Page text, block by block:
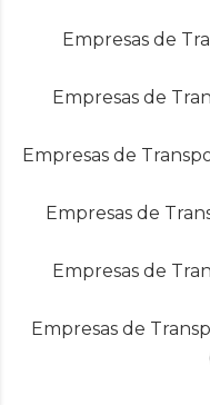
Empresas de
Empresas de
Empresas de
Empresas de
Empresas de
Empresas de